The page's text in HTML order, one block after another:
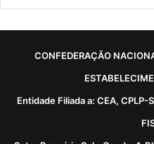
CONFEDERAÇÃO
Entidade Filiada a: CEA, CPLP-